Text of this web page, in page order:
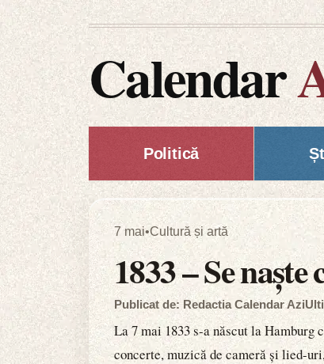
Calendar
Politică
7 mai•Cultură și artă
1833 – Se
Publicat de: Redactia Calendar Azi
La 7 mai 1833 s-a născut la
concerte, muzică de cameră și lied-